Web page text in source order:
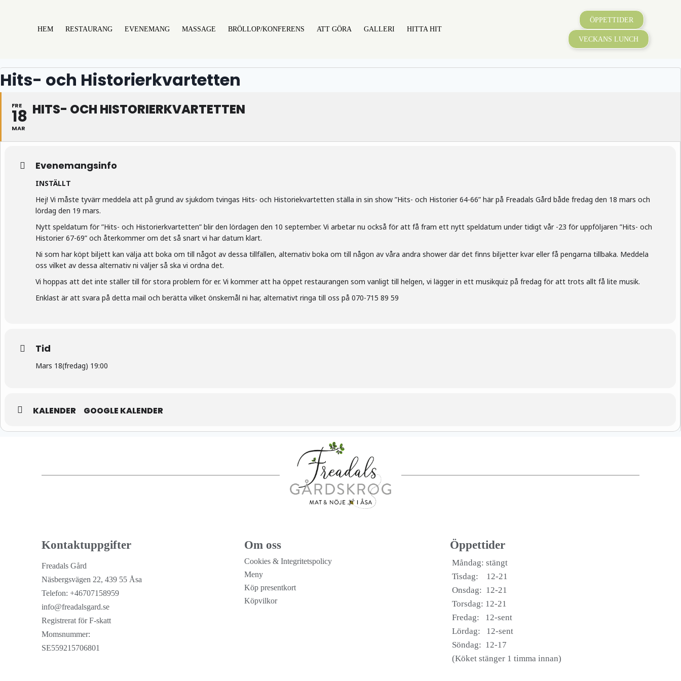
HEM RESTAURANG EVENEMANG MASSAGE BRÖLLOP/KONFERENS ATT GÖRA GALLERI HITTA HIT
ÖPPETTIDER
VECKANS LUNCH
Hits- och Historierkvartetten
FRE
18
MAR
HITS- OCH HISTORIERKVARTETTEN
Evenemangsinfo
INSTÄLLT
Hej! Vi måste tyvärr meddela att på grund av sjukdom tvingas Hits- och Historiekvartetten ställa in sin show ”Hits- och Historier 64-66” här på Freadals Gård både fredag den 18 mars och
lördag den 19 mars.
Nytt speldatum för ”Hits- och Historierkvartetten” blir den lördagen den 10 september. Vi arbetar nu också för att få fram ett nytt speldatum under tidigt vår -23 för uppföljaren ”Hits- och
Historier 67-69” och återkommer om det så snart vi har datum klart.
Ni som har köpt biljett kan välja att boka om till något av dessa tillfällen, alternativ boka om till någon av våra andra shower där det finns biljetter kvar eller få pengarna tillbaka. Meddela
oss vilket av dessa alternativ ni väljer så ska vi ordna det.
Vi hoppas att det inte ställer till för stora problem för er. Vi kommer att ha öppet restaurangen som vanligt till helgen, vi lägger in ett musikquiz på fredag för att trots allt få lite musik.
Enklast är att svara på detta mail och berätta vilket önskemål ni har, alternativt ringa till oss på 070-715 89 59
Tid
Mars 18(fredag) 19:00
KALENDER GOOGLE KALENDER
Kontaktuppgifter
Freadals Gård
Näsbergsvägen 22, 439 55 Åsa
Telefon: +46707158959
info@freadalsgard.se
Registrerat för F-skatt
Momsnummer:
SE559215706801
Om oss
Cookies & Integritetspolicy
Meny
Köp presentkort
Köpvilkor
Öppettider
Måndag: stängt
Tisdag: 12-21
Onsdag: 12-21
Torsdag: 12-21
Fredag: 12-sent
Lördag: 12-sent
Söndag: 12-17
(Köket stänger 1 timma innan)